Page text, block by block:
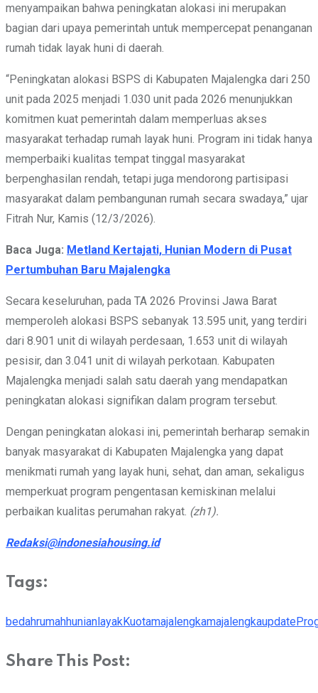
menyampaikan bahwa peningkatan alokasi ini merupakan
bagian dari upaya pemerintah untuk mempercepat penanganan
rumah tidak layak huni di daerah.
“Peningkatan alokasi BSPS di Kabupaten Majalengka dari 250
unit pada 2025 menjadi 1.030 unit pada 2026 menunjukkan
komitmen kuat pemerintah dalam memperluas akses
masyarakat terhadap rumah layak huni. Program ini tidak hanya
memperbaiki kualitas tempat tinggal masyarakat
berpenghasilan rendah, tetapi juga mendorong partisipasi
masyarakat dalam pembangunan rumah secara swadaya,” ujar
Fitrah Nur, Kamis (12/3/2026).
Baca Juga: Metland Kertajati, Hunian Modern di Pusat
Pertumbuhan Baru Majalengka
Secara keseluruhan, pada TA 2026 Provinsi Jawa Barat
memperoleh alokasi BSPS sebanyak 13.595 unit, yang terdiri
dari 8.901 unit di wilayah perdesaan, 1.653 unit di wilayah
pesisir, dan 3.041 unit di wilayah perkotaan. Kabupaten
Majalengka menjadi salah satu daerah yang mendapatkan
peningkatan alokasi signifikan dalam program tersebut.
Dengan peningkatan alokasi ini, pemerintah berharap semakin
banyak masyarakat di Kabupaten Majalengka yang dapat
menikmati rumah yang layak huni, sehat, dan aman, sekaligus
memperkuat program pengentasan kemiskinan melalui
perbaikan kualitas perumahan rakyat. (zh1).
Redaksi@indonesiahousing.id
Tags:
bedahrumahhunianlayakKuotamajalengkamajalengkaupdate
Share This Post: